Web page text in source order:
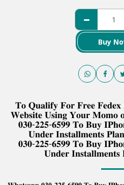
Buy
𝐓𝐨 𝐐𝐮𝐚𝐥𝐢𝐟𝐲 𝐅𝐨𝐫 𝐅𝐫𝐞𝐞 𝐅𝐞𝐝𝐞𝐱
𝐖𝐞𝐛𝐬𝐢𝐭𝐞 𝐔𝐬𝐢𝐧𝐠 𝐘𝐨𝐮𝐫 𝐌𝐨𝐦𝐨
𝟎𝟑𝟎-𝟐𝟐𝟓-𝟔𝟓𝟗𝟗 𝐓𝐨 𝐁𝐮𝐲
𝐔𝐧𝐝𝐞𝐫 𝐈𝐧𝐬𝐭𝐚𝐥𝐥𝐦𝐞𝐧𝐭𝐬
𝟎𝟑𝟎-𝟐𝟐𝟓-𝟔𝟓𝟗𝟗 𝐓𝐨 𝐁𝐮𝐲
𝐔𝐧𝐝𝐞𝐫